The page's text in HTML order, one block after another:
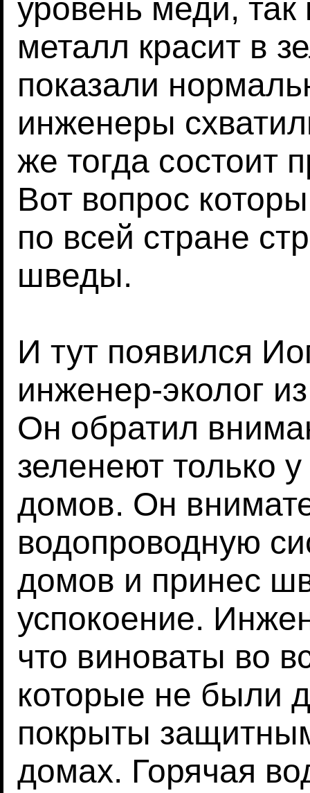
уровень меди, так
металл красит в
показали
инженеры
же тогда состоит
Вот вопрос
по всей стране
шведы.
И тут появился
инженер-эколог
Он обратил
зеленеют только
домов. Он
водопроводную
домов и принес
успокоение.
что виноваты во
которые не были
покрыты
домах. Горячая